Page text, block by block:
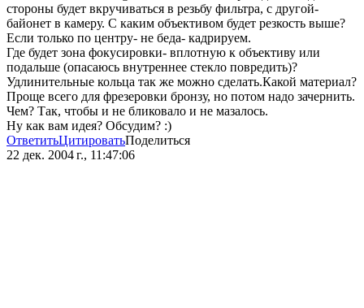
стороны будет вкручиваться в резьбу фильтра, с другой-
байонет в камеру. С каким объективом будет резкость выше?
Если только по центру- не беда- кадрируем.
Где будет зона фокусировки- вплотную к объективу или
подальше (опасаюсь внутреннее стекло повредить)?
Удлинительные кольца так же можно сделать.Какой материал?
Проще всего для фрезеровки бронзу, но потом надо зачернить.
Чем? Так, чтобы и не бликовало и не мазалось.
Ну как вам идея? Обсудим? :)
ОтветитьЦитироватьПоделиться
22 дек. 2004 г., 11:47:06